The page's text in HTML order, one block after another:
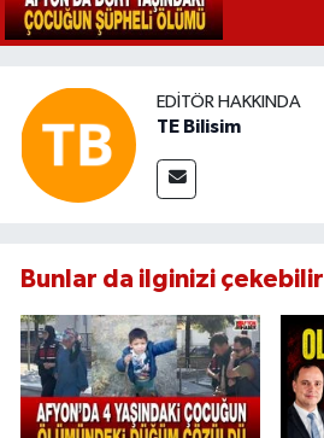
EDITÖR HAKKINDA
TE Bilisim
Bunlar da ilginizi çekebilir